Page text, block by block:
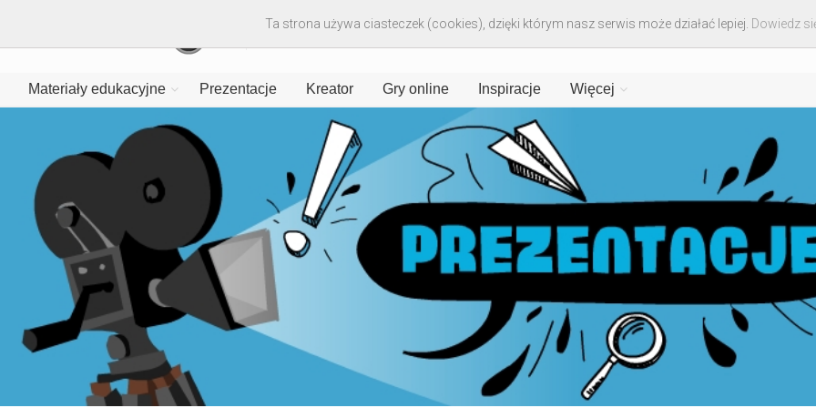
Materiały edukacyjne Prezentacje Kreator Gry online Inspiracje Więcej
Ta strona używa ciasteczek (cookies), dzięki którym nasz serwis może działać lepiej. Dowiedz